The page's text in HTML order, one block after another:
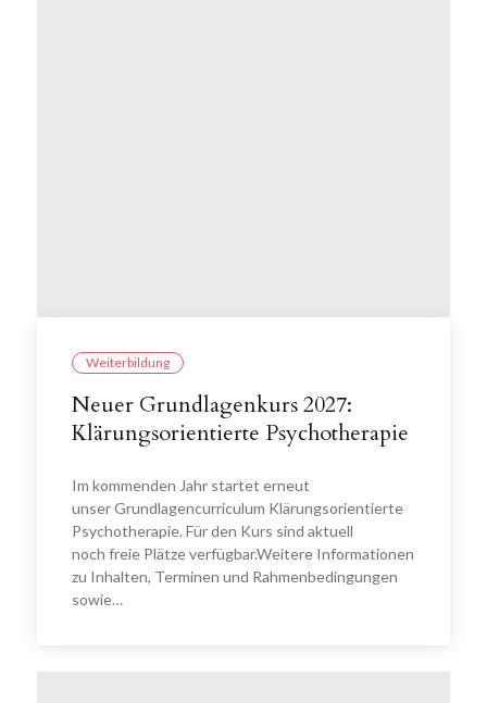
Weiterbildung
Neuer Grundlagenkurs 2027:
Klärungsorientierte Psychotherapie
Im kommenden Jahr startet erneut
unser Grundlagencurriculum Klärungsorientierte
Psychotherapie. Für den Kurs sind aktuell
noch freie Plätze verfügbar.Weitere Informationen
zu Inhalten, Terminen und Rahmenbedingungen
sowie…